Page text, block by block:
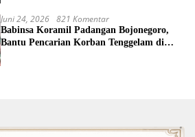
Juni 24, 2026 821 Komentar
Babinsa Koramil Padangan Bojonegoro,
Bantu Pencarian Korban Tenggelam di